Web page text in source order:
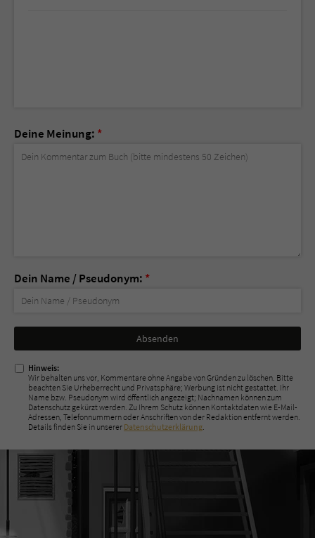
Deine Meinung: *
Dein Name / Pseudonym: *
Nicht
ausfüllen!
Hinweis:
Wir behalten uns vor, Kommentare ohne Angabe von Gründen zu löschen. Bitte
beachten Sie Urheberrecht und Privatsphäre; Werbung ist nicht gestattet. Ihr
Name bzw. Pseudonym wird öffentlich angezeigt; Nachnamen können zum
Datenschutz gekürzt werden. Zu Ihrem Schutz können Kontaktdaten wie E-Mail-
Adressen, Telefonnummern oder Anschriften von der Redaktion entfernt werden.
Details finden Sie in unserer Datenschutzerklärung